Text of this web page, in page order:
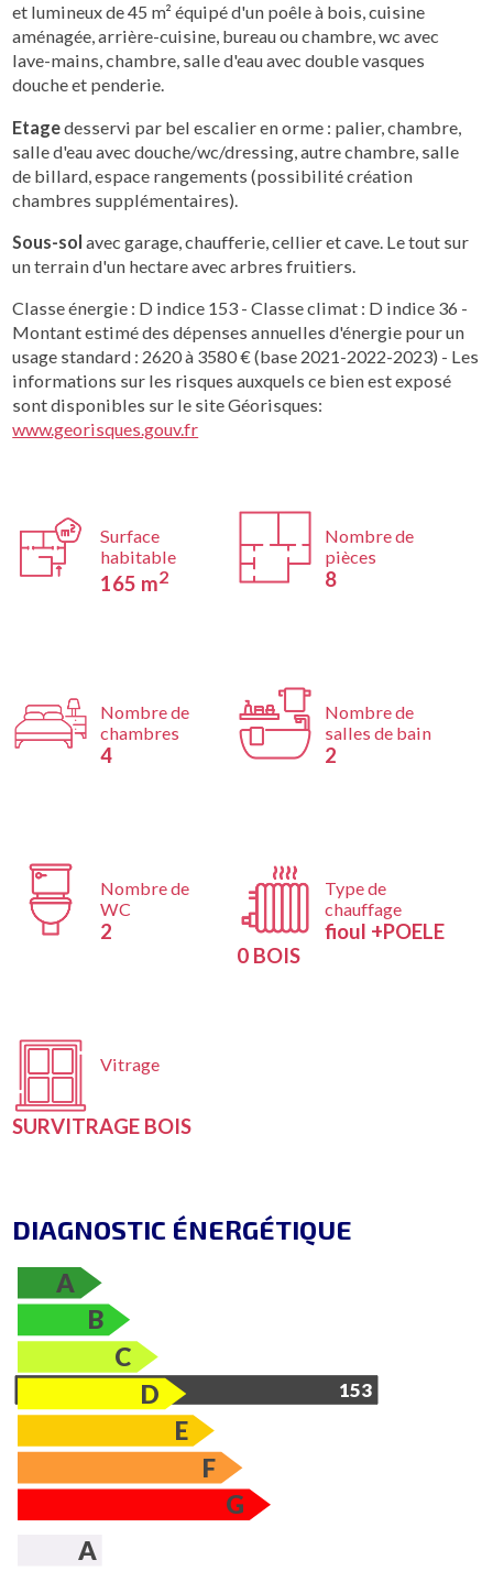
et lumineux de 45 m² équipé d'un poêle à bois, cuisine
aménagée, arrière-cuisine, bureau ou chambre, wc avec
lave-mains, chambre, salle d'eau avec double vasques
douche et penderie.
Etagedesservi par bel escalier en orme : palier, chambre,
salle d'eau avec douche/wc/dressing, autre chambre, salle
de billard, espace rangements (possibilité création
chambres supplémentaires).
Sous-sol avec garage, chaufferie, cellier et cave. Le tout sur
un terrain d'un hectare avec arbres fruitiers.
Classe énergie : D indice 153 - Classe climat : D indice 36 -
Montant estimé des dépenses annuelles d'énergie pour un
usage standard : 2620 à 3580 € (base 2021-2022-2023) - Les
informations sur les risques auxquels ce bien est exposé
sont disponibles sur le site Géorisques:
www.georisques.gouv.fr
Surface
habitable
165 m2
Nombre de
pièces
8
Nombre de
chambres
4
Nombre de
salles de bain
2
Nombre de
WC
2
Type de
chauffage
fioul +POELE
0 BOIS
Vitrage
SURVITRAGE BOIS
DIAGNOSTIC ÉNERGÉTIQUE
A
B
C
153
D
E
F
G
A